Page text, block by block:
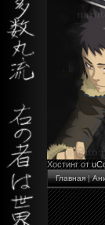
Хостинг от
Главная|